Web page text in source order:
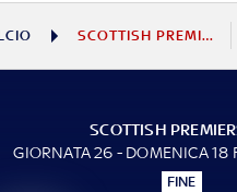
SCOTTISH PREMIERSHIP
SCOTTISH
GIORNATA 26 - DOMENICA 18
FINE